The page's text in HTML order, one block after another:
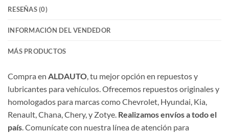
RESEÑAS (0)
INFORMACIÓN DEL VENDEDOR
MÁS PRODUCTOS
Compra en ALDAUTO , tu mejor opción en repuestos y
lubricantes para vehículos. Ofrecemos repuestos originales y
homologados para marcas como Chevrolet, Hyundai, Kia,
Renault, Chana, Chery, y Zotye. Realizamos envíos a todo el
país . Comunícate con nuestra línea de atención para